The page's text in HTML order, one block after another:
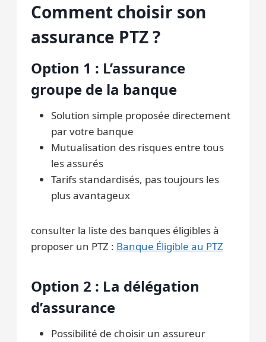
Comment choisir son
assurance PTZ ?
Option 1 : L’assurance
groupe de la banque
Solution simple proposée directement
par votre banque
Mutualisation des risques entre tous
les assurés
Tarifs standardisés, pas toujours les
plus avantageux
consulter la liste des banques éligibles à
proposer un PTZ : Banque Éligible au PTZ
Option 2 : La délégation
d’assurance
Possibilité de choisir un assureur